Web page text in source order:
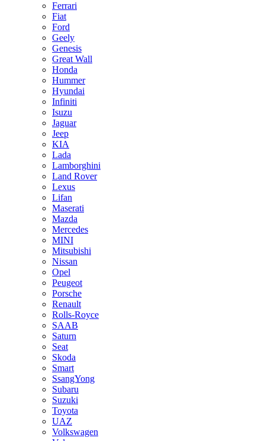
Ferrari
Fiat
Ford
Geely
Genesis
Great Wall
Honda
Hummer
Hyundai
Infiniti
Isuzu
Jaguar
Jeep
KIA
Lada
Lamborghini
Land Rover
Lexus
Lifan
Maserati
Mazda
Mercedes
MINI
Mitsubishi
Nissan
Opel
Peugeot
Porsche
Renault
Rolls-Royce
SAAB
Saturn
Seat
Skoda
Smart
SsangYong
Subaru
Suzuki
Toyota
UAZ
Volkswagen